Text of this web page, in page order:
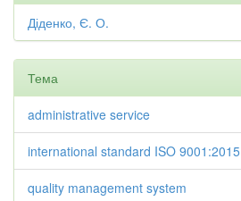
Діденко, Є. О.
Тема
administrative service
international standard ISO 9001:2015
quality management system